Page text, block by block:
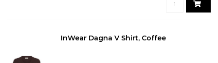
InWear Dagna V Shirt, Coffee